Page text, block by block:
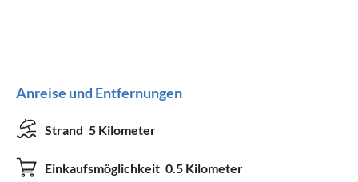
Anreise und Entfernungen
Strand 5 Kilometer
Einkaufsmöglichkeit 0.5 Kilometer